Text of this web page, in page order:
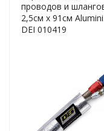
проводов и
2,5см х 91см
DEI 010419